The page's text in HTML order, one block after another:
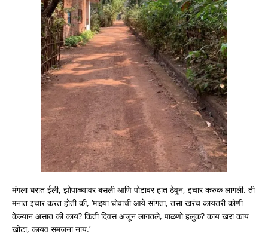
मंगला घरात ईली, झोपाळ्यावर बसली आणि पोटावर हात ठेवून, इचार करुक लागली. ती
मनात इचार करत होती की, ‘माझ्या घोवाची आये सांगता, तसा खरंच कायतरी कोणी
केल्यान असात की काय? किती दिवस अजून लागतले, पाळणो हलुक? काय खरा काय
खोटा, कायव समजना नाय.’